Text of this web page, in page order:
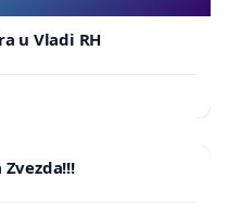
u Vladi RH